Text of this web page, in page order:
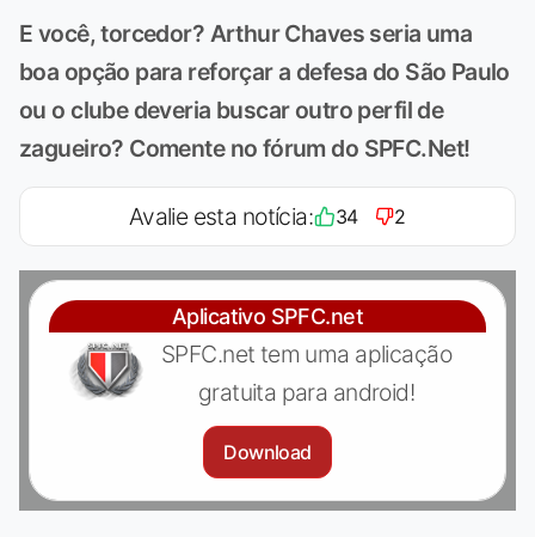
E você, torcedor? Arthur Chaves seria uma
boa opção para reforçar a defesa do São Paulo
ou o clube deveria buscar outro perfil de
zagueiro? Comente no fórum do SPFC.Net!
Avalie esta notícia: 34 2
Aplicativo SPFC.net
SPFC.net tem uma aplicação
gratuita para android!
Download